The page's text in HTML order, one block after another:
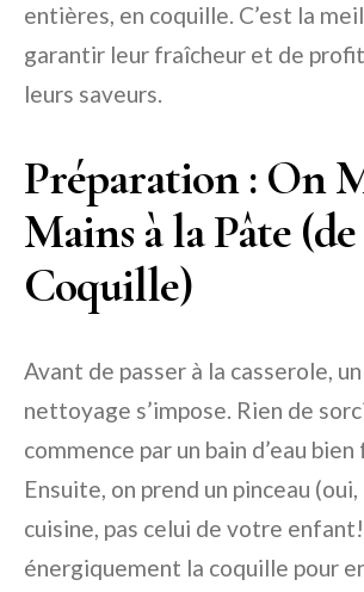
entières, en coquille. C’est la
garantir leur fraîcheur et de
leurs saveurs.
Préparation : On
Mains à la Pâte (de
Coquille)
Avant de passer à la casserole,
nettoyage s’impose. Rien de
commence par un bain d’eau
Ensuite, on prend un pinceau
cuisine, pas celui de votre
énergiquement la coquille pour